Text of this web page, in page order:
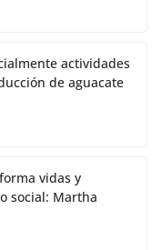
actividades
de aguacate
vidas y
social: Martha